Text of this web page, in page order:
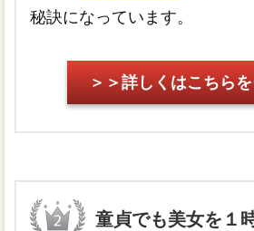
秘訣になっています。
＞＞詳しくはこちら
童貞でも美女を１